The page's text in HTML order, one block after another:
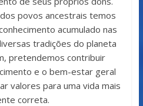
povos ancestrais temos
acumulado nas
tradições do planeta
pretendemos contribuir
e o bem-estar geral
valores para uma vida mais
correta.